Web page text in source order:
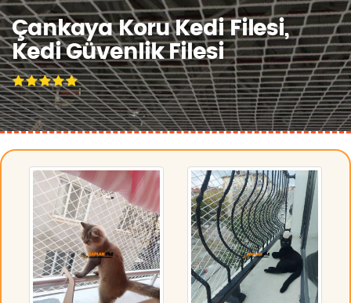
Çankaya Koru Kedi Filesi,
Kedi Güvenlik Filesi